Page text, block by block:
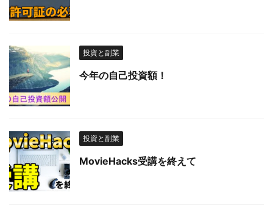
投資と副業
今年の自己投資額！
投資と副業
MovieHacks受講を終えて